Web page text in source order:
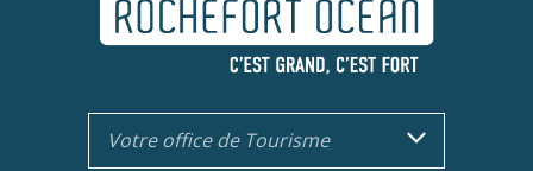
Votre office de Tourisme